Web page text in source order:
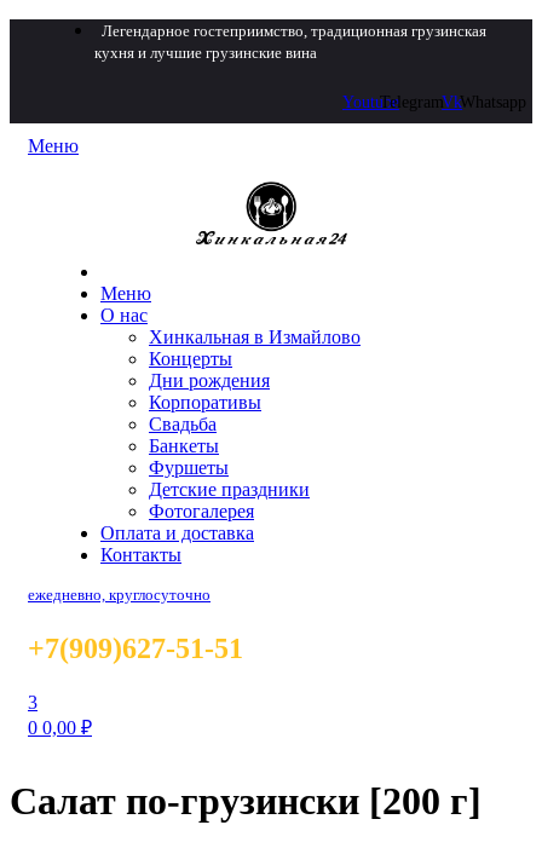
Легендарное гостеприимство, традиционная грузинская
кухня и лучшие грузинские вина
YoutubeTelegramVkWhatsapp
Меню
Меню
О нас
Хинкальная в Измайлово
Концерты
Дни рождения
Корпоративы
Свадьба
Банкеты
Фуршеты
Детские праздники
Фотогалерея
Оплата и доставка
Контакты
ежедневно, круглосуточно
+7(909)627-51-51
3
0 0,00 ₽
Салат по-грузински [200 г]